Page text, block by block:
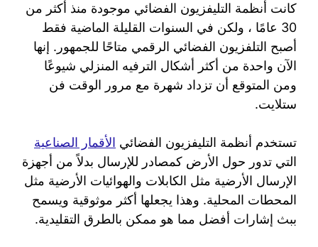
كانت أنظمة التليفزيون الفضائي موجودة منذ أكثر من
30 عامًا ، ولكن في السنوات القليلة الماضية فقط
أصبح التلفزيون الفضائي الرقمي متاحًا للجمهور. إنها
الآن واحدة من أكثر أشكال الترفيه المنزلي شيوعًا
ومن المتوقع أن تزداد شهرة مع مرور الوقت فن
ستلايت.
تستخدم أنظمة التليفزيون الفضائي الأقمار الصناعية
التي تدور حول الأرض كمصادر للإرسال بدلاً من أجهزة
الإرسال الأرضية مثل الكابلات والهوائيات الأرضية مثل
المحطات المحلية. وهذا يجعلها أكثر موثوقية ويسمح
ببث إشارات أفضل مما هو ممكن بالطرق التقليدية.